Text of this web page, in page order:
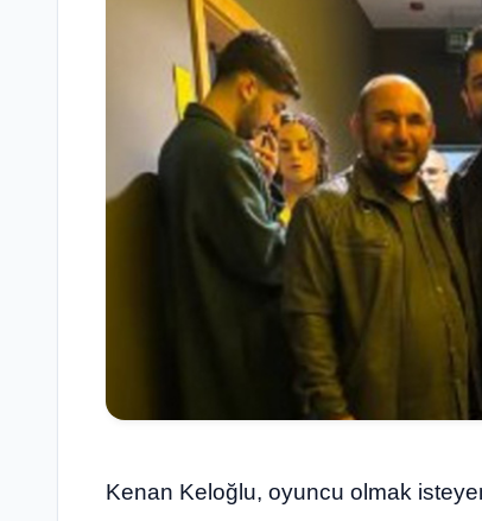
Kenan Keloğlu, oyuncu olmak